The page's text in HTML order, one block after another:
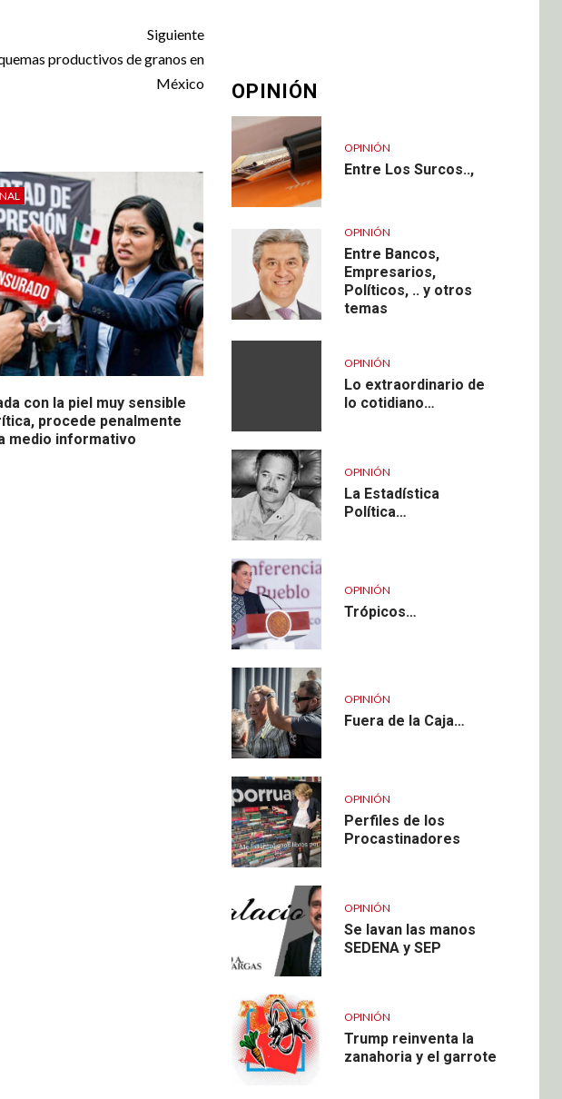
Siguiente
productivos de granos en
México
con la piel muy sensible
procede penalmente
medio informativo
OPINIÓN
OPINIÓN
Entre Los Surcos..,
OPINIÓN
Entre Bancos,
Empresarios,
Políticos, .. y otros
temas
OPINIÓN
Lo extraordinario de
lo cotidiano…
OPINIÓN
La Estadística
Política…
OPINIÓN
Trópicos…
OPINIÓN
Fuera de la Caja…
OPINIÓN
Perfiles de los
Procastinadores
OPINIÓN
Se lavan las manos
SEDENA y SEP
OPINIÓN
Trump reinventa la
zanahoria y el garrote